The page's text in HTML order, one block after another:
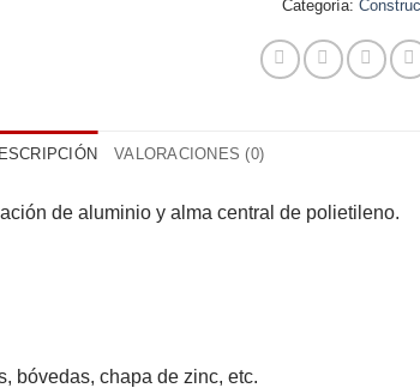
Categoría:
VALORACIONES (0)
de aluminio y alma central de polietileno.
bóvedas, chapa de zinc, etc.